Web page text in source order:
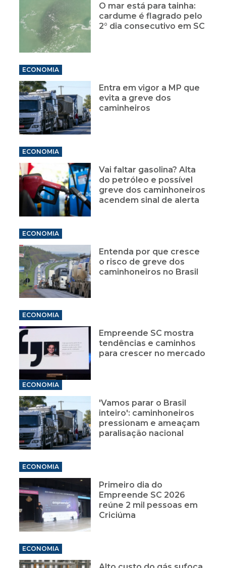
O mar está para tainha:
cardume é flagrado pelo
2° dia consecutivo em SC
ECONOMIA
Entra em vigor a MP que
evita a greve dos
caminheiros
ECONOMIA
Vai faltar gasolina? Alta
do petróleo e possível
greve dos caminhoneiros
acendem sinal de alerta
ECONOMIA
Entenda por que cresce
o risco de greve dos
caminhoneiros no Brasil
ECONOMIA
Empreende SC mostra
tendências e caminhos
para crescer no mercado
ECONOMIA
'Vamos parar o Brasil
inteiro': caminhoneiros
pressionam e ameaçam
paralisação nacional
ECONOMIA
Primeiro dia do
Empreende SC 2026
reúne 2 mil pessoas em
Criciúma
ECONOMIA